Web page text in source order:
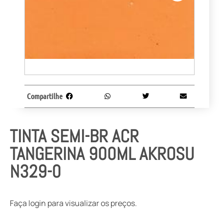
TINTA SEMI-BR ACR
TANGERINA 900ML AKROSU
N329-0
Faça login para visualizar os preços.
Compartilhe